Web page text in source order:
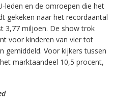
leden en de omroepen die het
gekeken naar het recordaantal
3,77 miljoen. De show trok
voor kinderen van vier tot
gemiddeld. Voor kijkers tussen
marktaandeel 10,5 procent,